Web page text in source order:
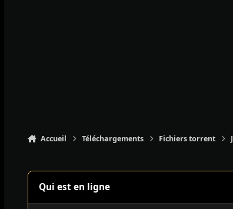
Accueil Téléchargements Fichiers torrent
Qui est en ligne